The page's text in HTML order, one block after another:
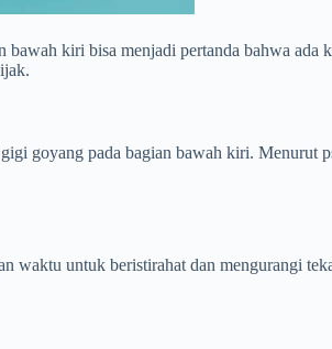
kiri bisa menjadi pertanda bahwa
goyang pada bagian bawah kiri. Menurut
untuk beristirahat dan mengurangi